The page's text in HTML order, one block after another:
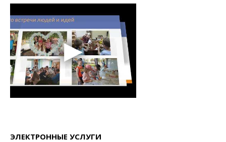
ЭЛЕКТРОННЫЕ УСЛУГИ